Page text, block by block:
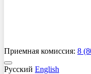
Приемная комиссия: 8
Русский English